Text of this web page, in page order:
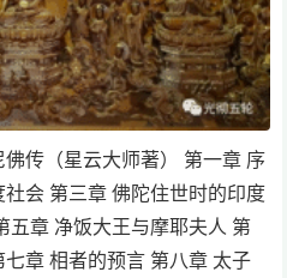
传（星云大师著） 第一章 序
会 第三章 佛陀住世时的印度
五章 净饭大王与摩耶夫人 第
章 相者的预言 第八章 太子